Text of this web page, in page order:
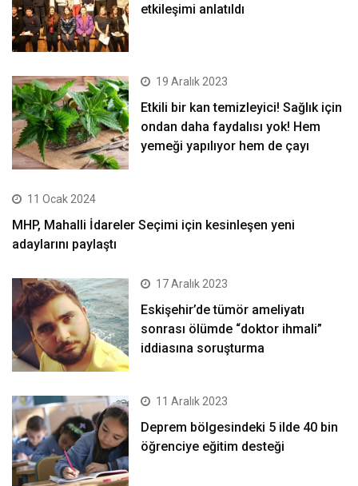
etkileşimi anlatıldı
19 Aralık 2023
Etkili bir kan temizleyici! Sağlık için
ondan daha faydalısı yok! Hem
yemeği yapılıyor hem de çayı
11 Ocak 2024
MHP, Mahalli İdareler Seçimi için kesinleşen yeni
adaylarını paylaştı
17 Aralık 2023
Eskişehir’de tümör ameliyatı
sonrası ölümde “doktor ihmali”
iddiasına soruşturma
11 Aralık 2023
Deprem bölgesindeki 5 ilde 40 bin
öğrenciye eğitim desteği